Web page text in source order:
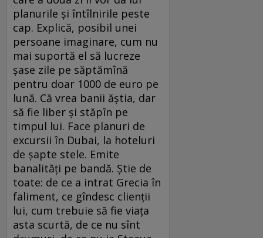
planurile şi întîlnirile peste
cap. Explică, posibil unei
persoane imaginare, cum nu
mai suportă el să lucreze
şase zile pe săptămînă
pentru doar 1000 de euro pe
lună. Că vrea banii ăştia, dar
să fie liber şi stăpîn pe
timpul lui. Face planuri de
excursii în Dubai, la hoteluri
de şapte stele. Emite
banalităţi pe bandă. Ştie de
toate: de ce a intrat Grecia în
faliment, ce gîndesc clienţii
lui, cum trebuie să fie viaţa
asta scurtă, de ce nu sînt